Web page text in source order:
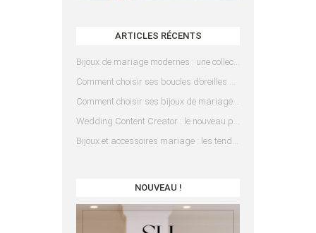
ARTICLES RÉCENTS
NOUVEAU !